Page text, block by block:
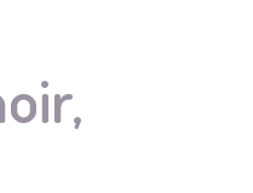
Demon Slayer